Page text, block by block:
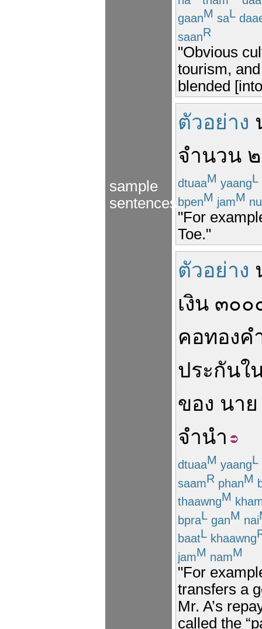
sample
sentences
gaanM saL
saanR
"Obvious
tourism,
blended
ตัวอย่าง
จำนวน ๒
dtuaaM yaangL
bpenM jamM
"For
Toe."
ตัวอย่าง
เงิน ๓๐๐
คอทองค
ประกันใ
ของ นาย
จำนำ
dtuaaM yaangL
saamR phanM
thaawngM
bpraL ganM nai
baatL khaawng
jamM namM
"For
transfers a
Mr. A’s
called the